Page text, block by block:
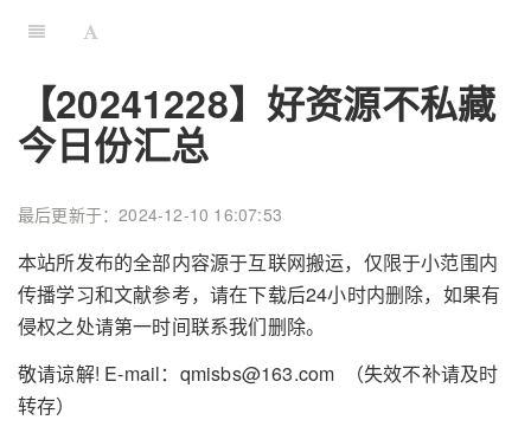
【20241228】好资源不私藏
今日份汇总
最后更新于：2024-12-10 16:07:53
本站所发布的全部内容源于互联网搬运，仅限于小范围内
传播学习和文献参考，请在下载后24小时内删除，如果有
侵权之处请第一时间联系我们删除。
敬请谅解! E-mail：qmisbs@163.com （失效不补请及时
转存）